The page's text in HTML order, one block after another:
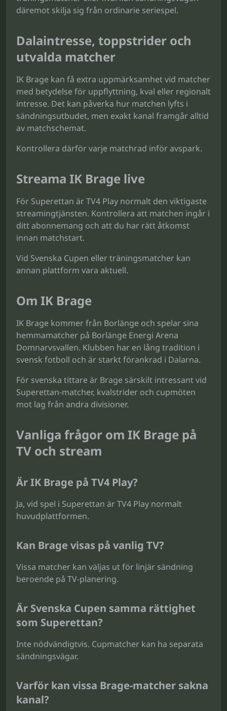
däremot skilja sig från ordinarie seriespel.
Dalaintresse, toppstrider och
utvalda matcher
IK Brage kan få extra uppmärksamhet vid matcher
med betydelse för uppflyttning, kval eller regionalt
intresse. Det kan påverka hur matchen lyfts i
sändningsutbudet, men exakt kanal framgår alltid
av matchschemat.
Kontrollera därför varje matchrad inför avspark.
Streama IK Brage live
För Superettan är TV4 Play normalt den viktigaste
streamingtjänsten. Kontrollera att matchen ingår i
ditt abonnemang och att du har rätt åtkomst
innan matchstart.
Vid Svenska Cupen eller träningsmatcher kan
annan plattform vara aktuell.
Om IK Brage
IK Brage kommer från Borlänge och spelar sina
hemmamatcher på Borlänge Energi Arena
Domnarvsvallen. Klubben har en lång tradition i
svensk fotboll och är starkt förankrad i Dalarna.
För svenska tittare är Brage särskilt intressant vid
Superettan-matcher, kvalstrider och cupmöten
mot lag från andra divisioner.
Vanliga frågor om IK Brage på
TV och stream
Är IK Brage på TV4 Play?
Ja, vid spel i Superettan är TV4 Play normalt
huvudplattformen.
Kan Brage visas på vanlig TV?
Vissa matcher kan väljas ut för linjär sändning
beroende på TV-planering.
Är Svenska Cupen samma rättighet
som Superettan?
Inte nödvändigtvis. Cupmatcher kan ha separata
sändningsvägar.
Varför kan vissa Brage-matcher sakna
kanal?